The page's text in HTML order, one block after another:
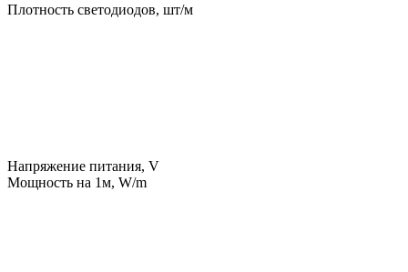
Плотность светодиодов, шт/м
Напряжение питания, V
Мощность на 1м, W/m